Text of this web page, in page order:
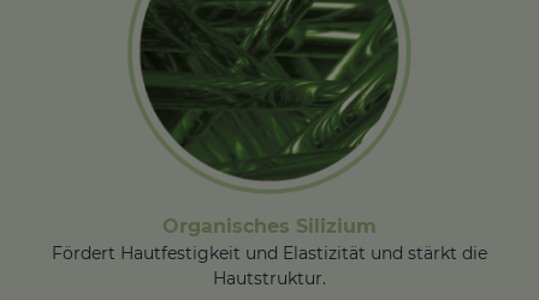
Organisches Silizium
Fördert Hautfestigkeit und Elastizität und stärkt die
Hautstruktur.